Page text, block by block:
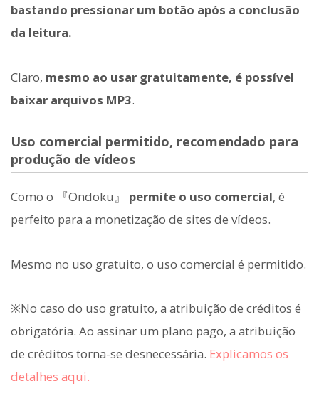
bastando pressionar um botão após a conclusão
da leitura.
Claro, mesmo ao usar gratuitamente, é possível
baixar arquivos MP3.
Uso comercial permitido, recomendado para
produção de vídeos
Como o 『Ondoku』 permite o uso comercial, é
perfeito para a monetização de sites de vídeos.
Mesmo no uso gratuito, o uso comercial é permitido.
※No caso do uso gratuito, a atribuição de créditos é
obrigatória. Ao assinar um plano pago, a atribuição
de créditos torna-se desnecessária. Explicamos os
detalhes aqui.